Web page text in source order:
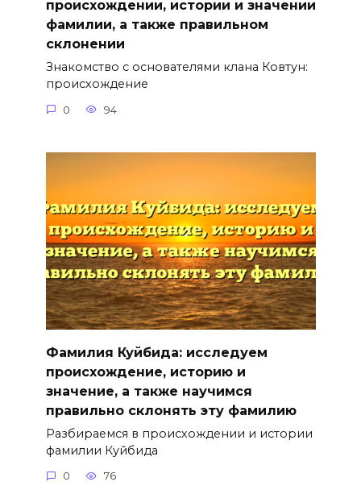
происхождении, истории и значении
фамилии, а также правильном
склонении
Знакомство с основателями клана Ковтун:
происхождение
0 94
Фамилия Куйбида: исследуем
происхождение, историю и
значение, а также научимся
правильно склонять эту фамилию
Разбираемся в происхождении и истории
фамилии Куйбида
0 76